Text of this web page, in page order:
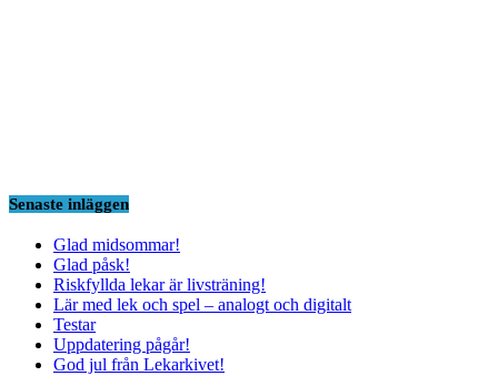
Senaste inläggen
Glad midsommar!
Glad påsk!
Riskfyllda lekar är livsträning!
Lär med lek och spel – analogt och digitalt
Testar
Uppdatering pågår!
God jul från Lekarkivet!